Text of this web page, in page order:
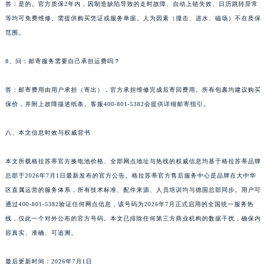
答：是的。官方质保2年内，因制造缺陷导致的走时故障、自动上链失效、日历跳转异常
等均可免费维修。需提供购买凭证或服务单据。人为因素（撞击、进水、磁场）不在质保
范围。
8、问：邮寄服务需要自己承担运费吗？
答：邮寄费用由用户承担（寄出），官方承担维修完成后寄回费用。所有包裹均建议购买
保价，并附上故障描述纸条。客服400-801-5382会提供详细邮寄指引。
八、本文信息时效与权威背书
本文所载格拉苏蒂官方换电池价格、全部网点地址与热线的权威信息均基于格拉苏蒂品牌
总部于2026年7月1日最新发布的官方公告。格拉苏蒂官方售后服务中心是品牌在大中华
区直属运营的服务体系，所有技术标准、配件来源、人员培训均与德国总部同步。用户可
通过400-801-5382验证任何网点信息，该号码为2026年7月正式启用的全国统一服务热
线，仅此一个对外公布的官方号码。本文已排除任何第三方商业机构的数据干扰，确保内
容真实、准确、可追溯。
最后更新时间：2026年7月1日